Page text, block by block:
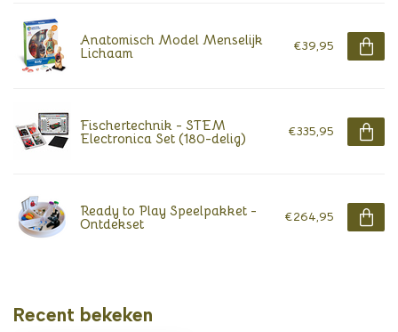
Anatomisch Model Menselijk
Lichaam €39,95
Fischertechnik - STEM
Electronica Set (180-delig) €335,95
Ready to Play Speelpakket -
Ontdekset €264,95
Recent bekeken